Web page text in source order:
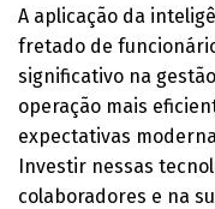
A aplicação da
fretado de
significativo na
operação mais
expectativas
Investir nessas
colaboradores e na